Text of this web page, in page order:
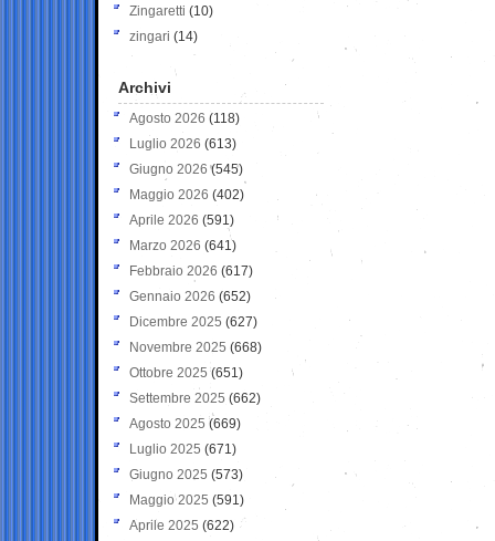
Zingaretti (10)
zingari (14)
Archivi
Agosto 2026 (118)
Luglio 2026 (613)
Giugno 2026 (545)
Maggio 2026 (402)
Aprile 2026 (591)
Marzo 2026 (641)
Febbraio 2026 (617)
Gennaio 2026 (652)
Dicembre 2025 (627)
Novembre 2025 (668)
Ottobre 2025 (651)
Settembre 2025 (662)
Agosto 2025 (669)
Luglio 2025 (671)
Giugno 2025 (573)
Maggio 2025 (591)
Aprile 2025 (622)